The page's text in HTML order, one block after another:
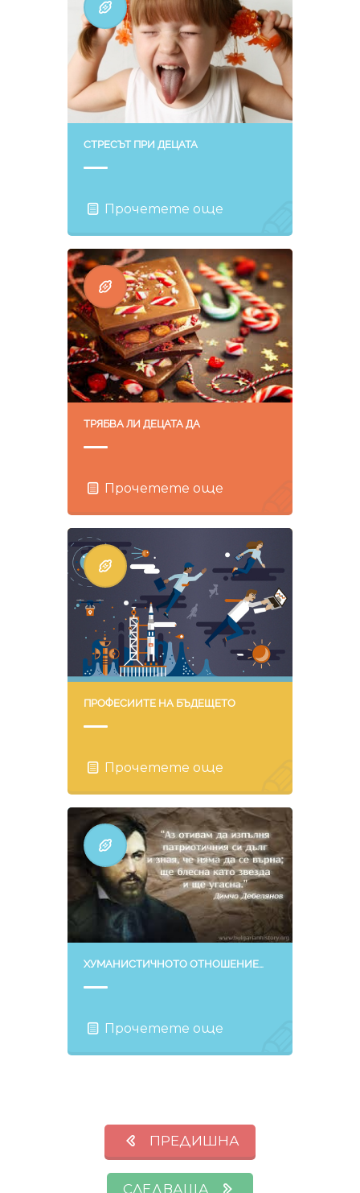
СТРЕСЪТ ПРИ ДЕЦАТА
Прочетете още
ТРЯБВА ЛИ ДЕЦАТА ДА
Прочетете още
ПРОФЕСИИТЕ НА БЪДЕЩЕТО
Прочетете още
ХУМАНИСТИЧНОТО ОТНОШЕНИЕ…
Прочетете още
ПРЕДИШНА
СЛЕДВАЩА